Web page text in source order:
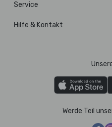
Service
Hilfe & Kontakt
Werde Teil